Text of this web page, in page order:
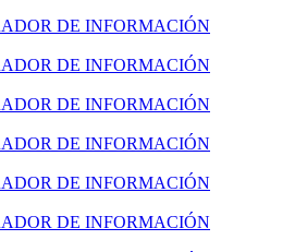
DE INFORMACIÓN
DE INFORMACIÓN
DE INFORMACIÓN
DE INFORMACIÓN
DE INFORMACIÓN
DE INFORMACIÓN